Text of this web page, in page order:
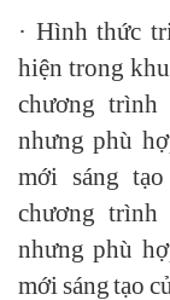
· Hình thức
hiện trong
chương trình
nhưng phù
mới sáng
chương trình
nhưng phù
mới sáng tạo